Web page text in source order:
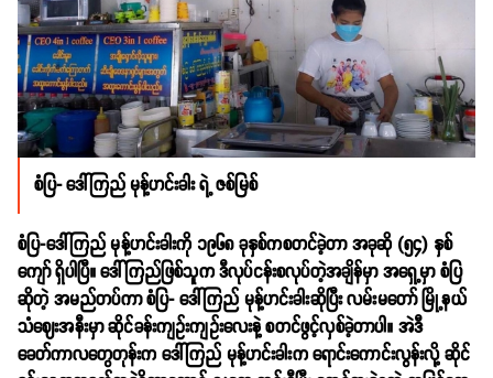
စံပြ- ဒေါ်ကြည် မုန့်ဟင်းခါး ရဲ့ ဇစ်မြစ်
စံပြ-ဒေါ်ကြည် မုန့်ဟင်းခါးကို ၁၉၆၈ ခုနှစ်ကစတင်ခဲ့တာ အခုဆို (၅၄) နှစ်
ကျော် ရှိပါပြီ။ ဒေါ်ကြည်ဖြစ်သူက ဒီလုပ်ငန်းစလုပ်တဲ့အချိန်မှာ အရှေ့မှာ စံပြ
ဆိုတဲ့ အမည်တပ်ကာ စံပြ- ဒေါ်ကြည် မုန့်ဟင်းခါးဆိုပြီး လမ်းမတော် မြို့နယ်
သံဈေးအနီးမှာ ဆိုင်ခန်းကျဥ်းကျဥ်းလေးနဲ့ စတင်ဖွင့်လှစ်ခဲ့တာပါ။ အဲဒီ
ခေတ်ကာလတွေတုန်းက ဒေါ်ကြည် မုန့်ဟင်းခါးက ရောင်းကောင်းလွန်းလို့ ဆိုင်